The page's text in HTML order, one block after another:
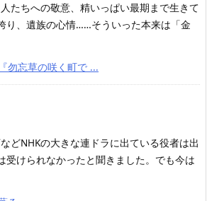
たちへの敬意、精いっぱい最期まで生きて
り、遺族の心情……そういった本来は「金
勿忘草の咲く町で ...
どNHKの大きな連ドラに出ている役者は出
受けられなかったと聞きました。でも今は